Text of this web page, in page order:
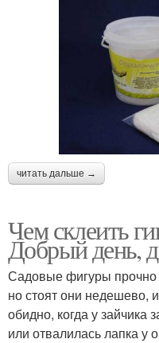
читать дальше →
Чем склеить
Добрый день,
Садовые фигуры
но стоят они недешево,
обидно, когда у зайчика
или отвалилась лапка у